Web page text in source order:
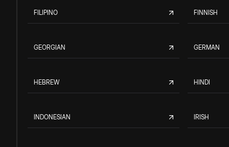
FILIPINO FINNISH
GEORGIAN GERMAN
HEBREW HINDI
INDONESIAN IRISH